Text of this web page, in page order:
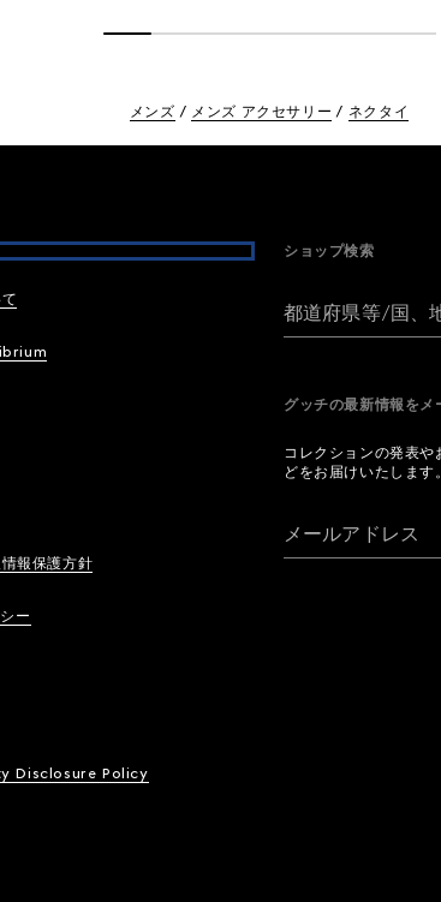
メンズ メンズ アクセサリー ネクタイ
報保護方針
ー
Disclosure Policy
ショップ検索
都道府県等/国、
グッチの最新情報を
コレクションの発表
どをお届けいたします。
メールアドレス